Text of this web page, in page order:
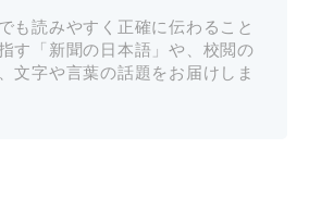
も読みやすく正確に伝わること
す「新聞の日本語」や、校閲の
文字や言葉の話題をお届けしま